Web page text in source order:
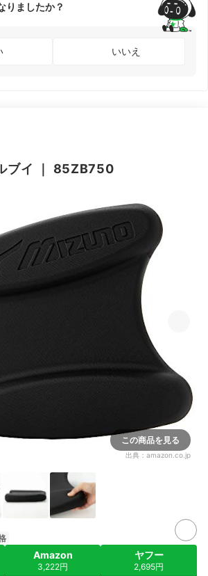
りましたか？
いいえ
ブイ ｜ 85ZB750
この商品を見る
出典： amazon.co.jp
Amazon
3,222円
ヤフー
2,695円